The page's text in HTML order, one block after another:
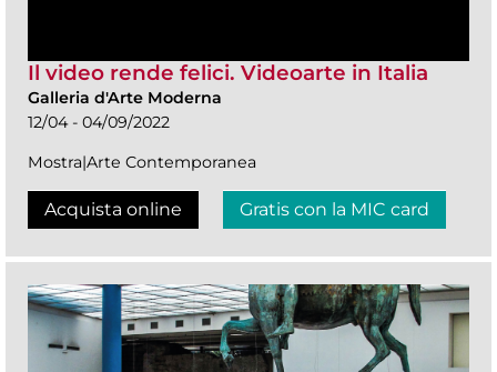
Il video rende felici. Videoarte in Italia
Galleria d'Arte Moderna
12/04 - 04/09/2022
Mostra|Arte Contemporanea
Acquista online Gratis con la MIC card